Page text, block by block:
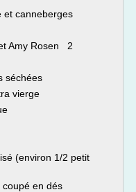
et canneberges
Amy Rosen 2
séchées
vierge
(environ 1/2 petit
en dés